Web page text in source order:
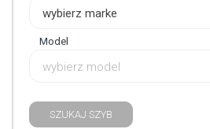
wybierz marke
Model
wybierz model
SZUKAJ SZYB